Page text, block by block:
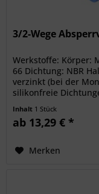
3/2-Wege
Werkstoffe: Körper:
66 Dichtung: NBR
verzinkt (bei der
silikonfreie
Inhalt 1 Stück
ab 13,29 € *
Merken